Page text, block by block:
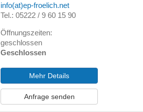
info(at)ep-froelich.net
Tel.: 05222 / 9 60 15 90
Öffnungszeiten:
geschlossen
Geschlossen
Mehr Details
Anfrage senden